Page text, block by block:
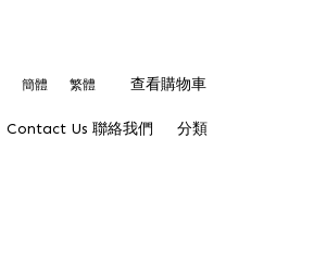
簡體 繁體 查看購物車
Contact Us 聯絡我們 分類